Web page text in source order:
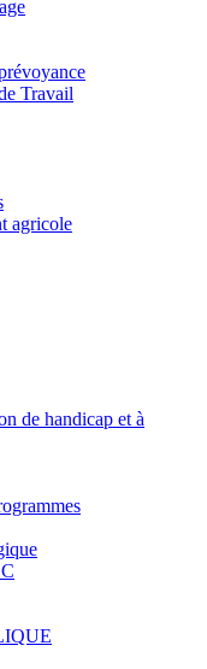
Travail
agricole
de handicap et à